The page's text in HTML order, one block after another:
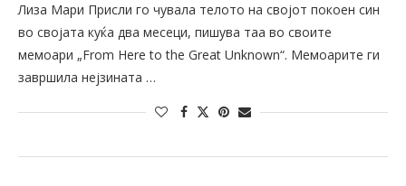
Лиза Мари Присли го чувала телото на својот покоен син
во својата куќа два месеци, пишува таа во своите
мемоари „From Here to the Great Unknown“. Мемоарите ги
завршила нејзината …